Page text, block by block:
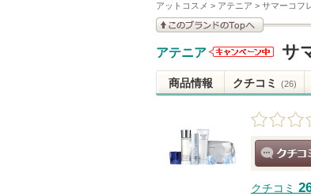
アットコスメ > アテニア > サマーコフ
アテニア
らのお知ら
せがありま
サ
商品情報 クチコミ (26)
クチコミ